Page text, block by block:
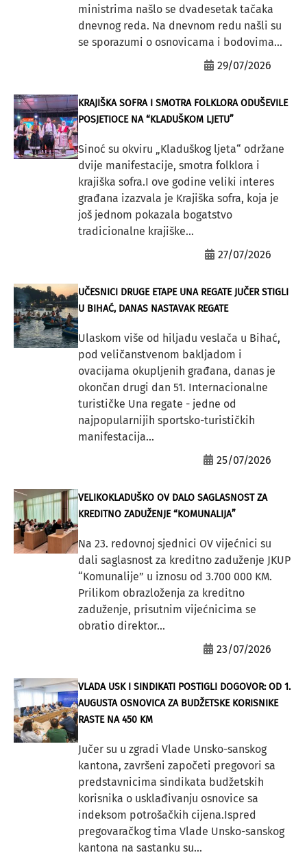
ministrima našlo se dvadesetak tačaka
dnevnog reda. Na dnevnom redu našli su
se sporazumi o osnovicama i bodovima...
29/07/2026
KRAJIŠKA SOFRA I SMOTRA FOLKLORA ODUŠEVILE
POSJETIOCE NA “KLADUŠKOM LJETU”
Sinoć su okviru „Kladuškog ljeta“ održane
dvije manifestacije, smotra folklora i
krajiška sofra.I ove godine veliki interes
građana izazvala je Krajiška sofra, koja je
još jednom pokazala bogatstvo
tradicionalne krajiške...
27/07/2026
UČESNICI DRUGE ETAPE UNA REGATE JUČER STIGLI
U BIHAĆ, DANAS NASTAVAK REGATE
Ulaskom više od hiljadu veslača u Bihać,
pod veličanstvenom bakljadom i
ovacijama okupljenih građana, danas je
okončan drugi dan 51. Internacionalne
turističke Una regate - jedne od
najpopularnijih sportsko-turističkih
manifestacija...
25/07/2026
VELIKOKLADUŠKO OV DALO SAGLASNOST ZA
KREDITNO ZADUŽENJE “KOMUNALIJA”
Na 23. redovnoj sjednici OV vijećnici su
dali saglasnost za kreditno zaduženje JKUP
“Komunalije” u iznosu od 3.700 000 KM.
Prilikom obrazloženja za kreditno
zaduženje, prisutnim vijećnicima se
obratio direktor...
23/07/2026
VLADA USK I SINDIKATI POSTIGLI DOGOVOR: OD 1.
AUGUSTA OSNOVICA ZA BUDŽETSKE KORISNIKE
RASTE NA 450 KM
Jučer su u zgradi Vlade Unsko-sanskog
kantona, završeni započeti pregovori sa
predstavnicima sindikata budžetskih
korisnika o usklađivanju osnovice sa
indeksom potrošačkih cijena.Ispred
pregovaračkog tima Vlade Unsko-sanskog
kantona na sastanku su...